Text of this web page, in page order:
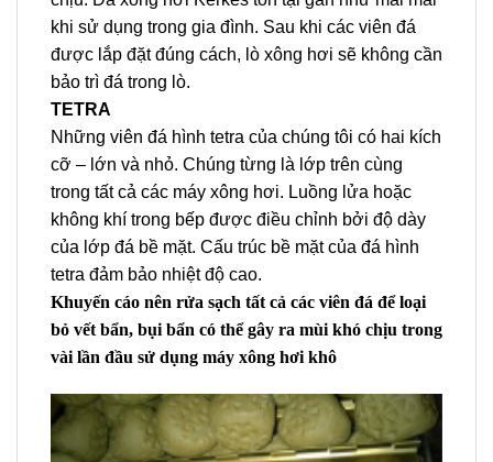
khi sử dụng trong gia đình. Sau khi các viên đá
được lắp đặt đúng cách, lò xông hơi sẽ không cần
bảo trì đá trong lò.
TETRA
Những viên đá hình tetra của chúng tôi có hai kích
cỡ – lớn và nhỏ. Chúng từng là lớp trên cùng
trong tất cả các máy xông hơi. Luồng lửa hoặc
không khí trong bếp được điều chỉnh bởi độ dày
của lớp đá bề mặt. Cấu trúc bề mặt của đá hình
tetra đảm bảo nhiệt độ cao.
Khuyến cáo nên rửa sạch tất cả các viên đá để loại
bỏ vết bẩn, bụi bẩn có thể gây ra mùi khó chịu trong
vài lần đầu sử dụng máy xông hơi khô